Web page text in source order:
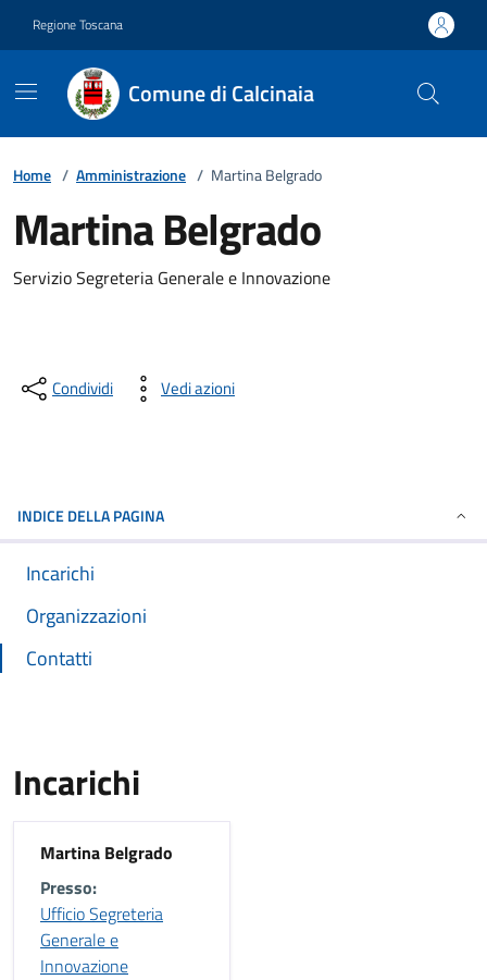
Regione Toscana
Comune di Calcinaia
Home / Amministrazione / Martina Belgrado
Martina Belgrado
Descrizione breve
Servizio Segreteria Generale e Innovazione
Condividi Vedi azioni
INDICE DELLA PAGINA
Incarichi
Organizzazioni
Contatti
Incarichi
Martina Belgrado
Presso:
Ufficio Segreteria
Generale e
Innovazione